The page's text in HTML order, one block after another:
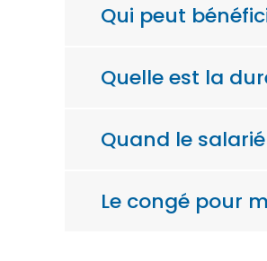
Qui peut
Quelle est la
Quand le
Le congé pour